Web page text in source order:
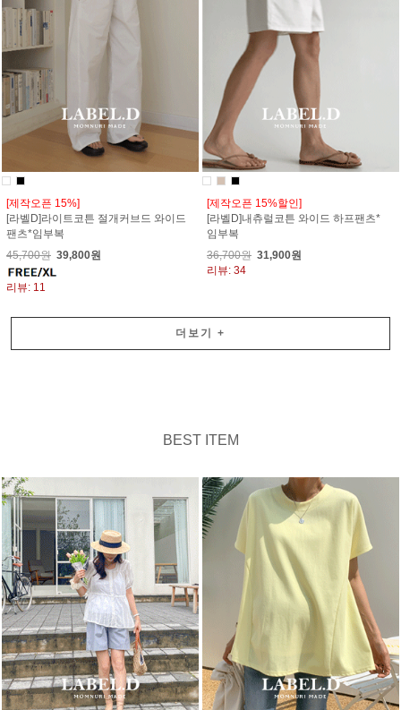
[제작오픈 15%]
[라벨D]라이트코튼 절개커브드 와이드
팬츠*임부복
45,700원 39,800원
리뷰: 11
[제작오픈 15%할인]
[라벨D]내츄럴코튼 와이드 하프팬츠*
임부복
36,700원 31,900원
리뷰: 34
더보기 +
BEST ITEM